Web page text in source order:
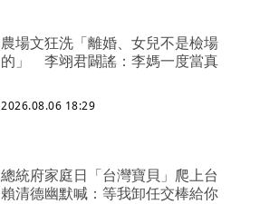
農場文狂洗「離婚、女兒不是檢場
的」 李翊君闢謠：李媽一度當真
2026.08.06 18:29
總統府家庭日「台灣寶貝」爬上台
賴清德幽默喊：等我卸任交棒給你